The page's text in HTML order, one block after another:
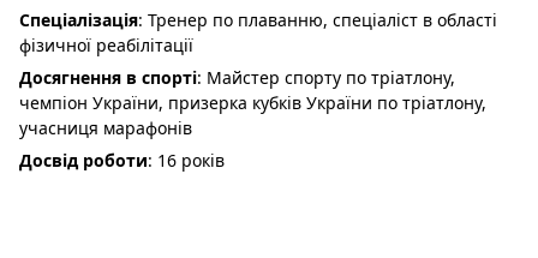
Спеціалізація: Тренер по плаванню, спеціаліст в області
фізичної реабілітації
Досягнення в спорті: Майстер спорту по тріатлону,
чемпіон України, призерка кубків України по тріатлону,
учасниця марафонів
Досвід роботи: 16 років